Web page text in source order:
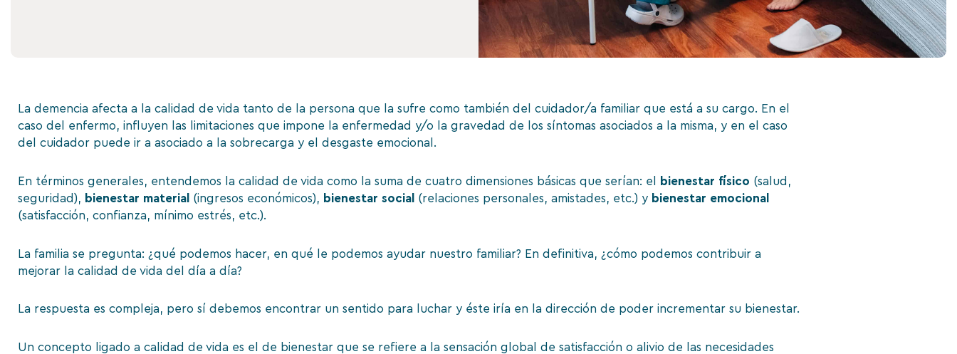
La demencia afecta a la calidad de vida tanto de la persona que la sufre como también del cuidador/a familiar que está a su cargo. En el
caso del enfermo, influyen las limitaciones que impone la enfermedad y/o la gravedad de los síntomas asociados a la misma, y en el caso
del cuidador puede ir a asociado a la sobrecarga y el desgaste emocional.
En términos generales, entendemos la calidad de vida como la suma de cuatro dimensiones básicas que serían: el bienestar físico (salud,
seguridad), bienestar material (ingresos económicos), bienestar social (relaciones personales, amistades, etc.) y bienestar emocional
(satisfacción, confianza, mínimo estrés, etc.).
La familia se pregunta: ¿qué podemos hacer, en qué le podemos ayudar nuestro familiar? En definitiva, ¿cómo podemos contribuir a
mejorar la calidad de vida del día a día?
La respuesta es compleja, pero sí debemos encontrar un sentido para luchar y éste iría en la dirección de poder incrementar su bienestar.
Un concepto ligado a calidad de vida es el de bienestar que se refiere a la sensación global de satisfacción o alivio de las necesidades